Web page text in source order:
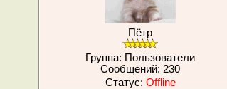
Пётр
Группа: Пользователи
Сообщений: 230
Статус: Offline